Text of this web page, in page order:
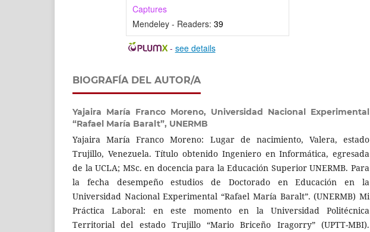
Captures
Mendeley - Readers: 39
- see details
BIOGRAFÍA DEL AUTOR/A
Yajaira María Franco Moreno, Universidad Nacional Experimental
“Rafael María Baralt”, UNERMB
Yajaira María Franco Moreno: Lugar de nacimiento, Valera, estado
Trujillo, Venezuela. Título obtenido Ingeniero en Informática, egresada
de la UCLA; MSc. en docencia para la Educación Superior UNERMB. Para
la fecha desempeño estudios de Doctorado en Educación en la
Universidad Nacional Experimental “Rafael María Baralt”. (UNERMB) Mi
Práctica Laboral: en este momento en la Universidad Politécnica
Territorial del estado Trujillo “Mario Briceño Iragorry” (UPTT-MBI).